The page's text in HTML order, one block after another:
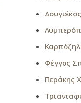
Φέγγος
Περάκης